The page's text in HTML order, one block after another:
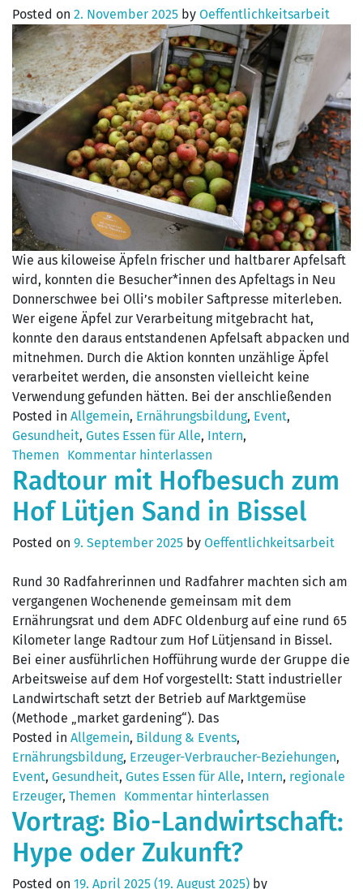
Posted on 2. November 2025 by Oeffentlichkeitsarbeit
Wie aus kiloweise Äpfeln frischer und haltbarer Apfelsaft
wird, konnten die Besucher*innen des Apfeltags in Neu
Donnerschwee bei Olli’s mobiler Saftpresse miterleben.
Wer eigene Äpfel zur Verarbeitung mitgebracht hat,
konnte den daraus entstandenen Apfelsaft abpacken und
mitnehmen. Durch die Aktion konnten unzählige Äpfel
verarbeitet werden, die ansonsten vielleicht keine
Verwendung gefunden hätten. Bei der anschließenden
Posted in Allgemein, Ernährungsbildung, Event,
Gesundheit, Gutes Essen für Alle, Intern,
Themen
Kommentar hinterlassen
Radtour mit Hofbesuch zum
Hof Lütjen Sand in Bissel
Posted on 9. September 2025 by Oeffentlichkeitsarbeit
Rund 30 Radfahrerinnen und Radfahrer machten sich am
vergangenen Wochenende gemeinsam mit dem
Ernährungsrat und dem ADFC Oldenburg auf eine rund 65
Kilometer lange Radtour zum Hof Lütjensand in Bissel.
Bei einer ausführlichen Hofführung wurde der Gruppe die
Arbeitsweise auf dem Hof vorgestellt: Statt industrieller
Landwirtschaft setzt der Betrieb auf Marktgemüse
(Methode „market gardening“). Das
Posted in Allgemein, Bildung & Events,
Ernährungsbildung, Erzeuger-Verbraucher-Beziehungen,
Event, Gesundheit, Gutes Essen für Alle, Intern, regionale
Erzeuger, Themen Kommentar hinterlassen
Vortrag: Bio-Landwirtschaft:
Hype oder Zukunft?
Posted on 19. April 2025 (19. August 2025) by